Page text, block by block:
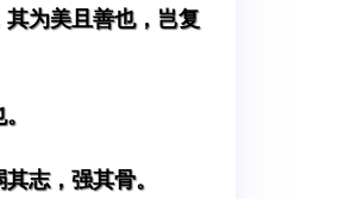
为美且善也，岂复
志，强其骨。